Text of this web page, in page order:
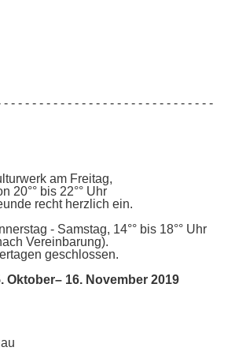
- - - - - - - - - - - - - - - - - - - - - - - - - - - - -
am Freitag,
20°° bis 22°° Uhr
recht herzlich ein.
- Samstag, 14°° bis 18°° Uhr
16. November 2019